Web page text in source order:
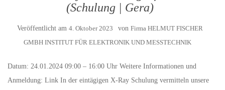
(Schulung | Gera)
Veröffentlicht am 4. Oktober 2023 von Firma HELMUT FISCHER
GMBH INSTITUT FÜR ELEKTRONIK UND MESSTECHNIK
Datum: 24.01.2024 09:00 – 16:00 Uhr Weitere Informationen und
Anmeldung: Link In der eintägigen X-Ray Schulung vermitteln unsere